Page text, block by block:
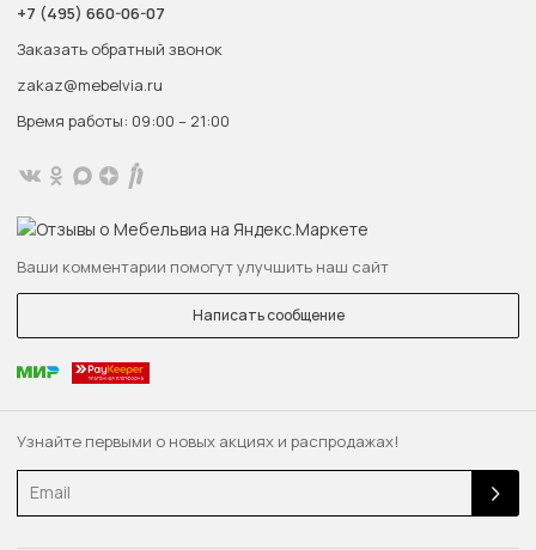
Узнайте первыми о новых акциях и распродажах!
+7 (495) 660-06-07
Заказать обратный звонок
zakaz@mebelvia.ru
Время работы: 09:00 – 21:00
Ваши комментарии помогут улучшить наш сайт
Написать сообщение